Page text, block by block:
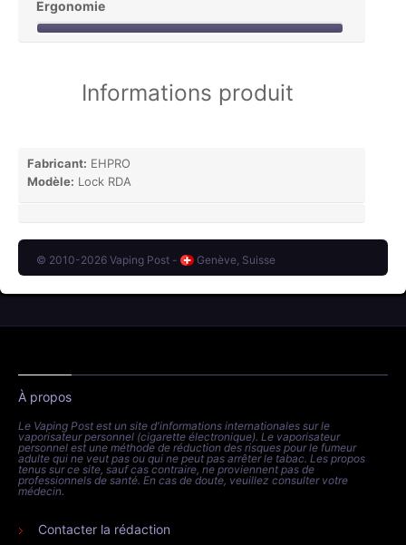
Ergonomie
Informations produit
Fabricant: EHPRO
Modèle: Lock RDA
© 2010-2026 Vaping Post - Genève, Suisse
À propos
Le Vaping Post est un site d'informations internationales sur le
vaporisateur personnel (cigarette électronique). Le vaporisateur
personnel est une méthode de réduction des risques pour le fumeur
adulte qui ne veut pas ou qui ne peut pas arrêter le tabac. Les propos
tenus sur ce site, sauf cas contraire, ne proviennent pas de
professionnels de santé. En cas de doute, veuillez consulter votre
médecin.
Contacter la rédaction